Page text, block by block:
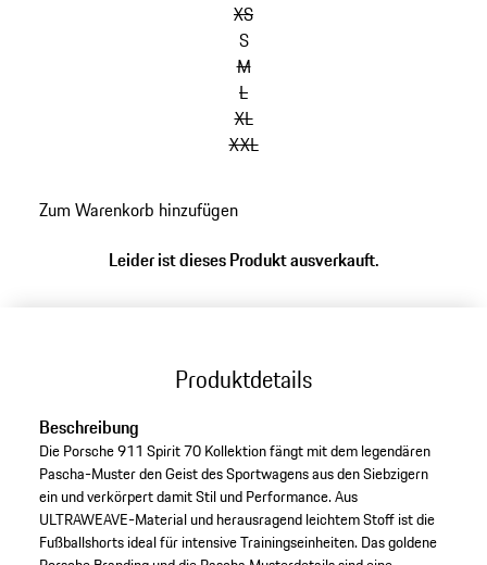
XS
S
M
L
XL
XXL
Zum Warenkorb hinzufügen
Leider ist dieses Produkt ausverkauft.
Produktdetails
Beschreibung
Die Porsche 911 Spirit 70 Kollektion fängt mit dem legendären
Pascha-Muster den Geist des Sportwagens aus den Siebzigern
ein und verkörpert damit Stil und Performance. Aus
ULTRAWEAVE-Material und herausragend leichtem Stoff ist die
Fußballshorts ideal für intensive Trainingseinheiten. Das goldene